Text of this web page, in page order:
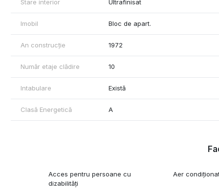
Stare interior Ultrafinisat
Imobil Bloc de apart.
An construcție 1972
Număr etaje clădire 10
Intabulare Există
Clasă Energetică A
Acces pentru persoane cu
dizabilități
Aer